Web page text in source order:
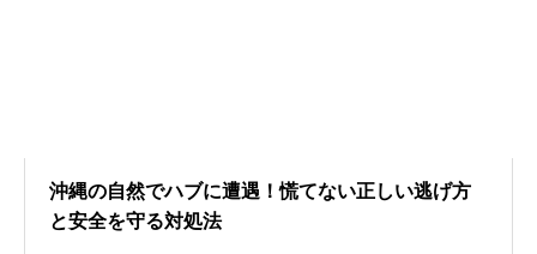
沖縄の自然でハブに遭遇！慌てない正しい逃げ方
と安全を守る対処法